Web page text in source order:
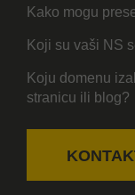
Kako mogu
Koji su vaši NS
Koju domenu
stranicu ili blog?